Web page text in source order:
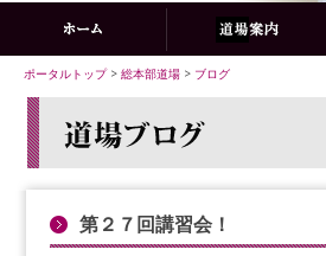
ポータルトップ> 総本部道場 > ブログ
第２７回講習会！